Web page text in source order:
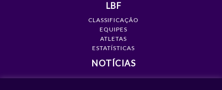
LBF
CLASSIFICAÇÃO
EQUIPES
ATLETAS
ESTATÍSTICAS
NOTÍCIAS